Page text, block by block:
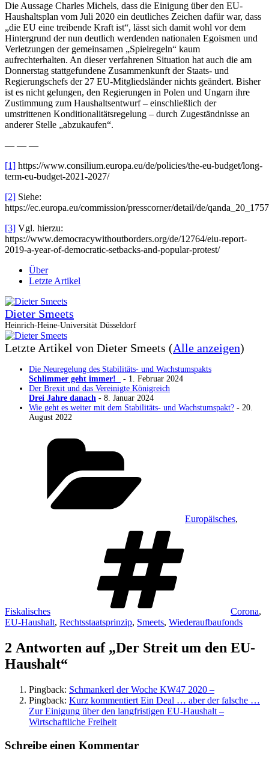
Die Aussage Charles Michels, dass die Einigung über den EU-
Haushaltsplan vom Juli 2020 ein deutliches Zeichen dafür war, dass
„die EU eine treibende Kraft ist“, lässt sich damit wohl vor dem
Hintergrund der nun deutlich werdenden nationalen Egoismen und
Verletzungen der gemeinsamen „Spielregeln“ kaum
aufrechterhalten. An dieser verfahrenen Situation hat auch die am
Donnerstag stattgefundene Zusammenkunft der Staats- und
Regierungschefs der 27 EU-Mitgliedsländer nichts geändert. Bisher
ist es nicht gelungen, den Regierungen in Polen und Ungarn ihre
Zustimmung zum Haushaltsentwurf – einschließlich der
umstrittenen Konditionalitätsregelung – durch Zugeständnisse an
anderer Stelle „abzukaufen“.
— — —
[1] https://www.consilium.europa.eu/de/policies/the-eu-budget/long-
term-eu-budget-2021-2027/
[2] Siehe:
https://ec.europa.eu/commission/presscorner/detail/de/qanda_20_1757
[3] Vgl. hierzu:
https://www.democracywithoutborders.org/de/12764/eiu-report-
2019-a-year-of-democratic-setbacks-and-popular-protest/
Über
Letzte Artikel
Dieter Smeets
Heinrich-Heine-Universität Düsseldorf
Letzte Artikel von Dieter Smeets (Alle anzeigen)
Die Neuregelung des Stabilitäts- und Wachstumspakts
Schlimmer geht immer!
- 1. Februar 2024
Der Brexit und das Vereinigte Königreich
Drei Jahre danach - 8. Januar 2024
Wie geht es weiter mit dem Stabilitäts- und Wachstumspakt? - 20.
August 2022
Europäisches,
Fiskalisches Corona,
EU-Haushalt, Rechtsstaatsprinzip, Smeets, Wiederaufbaufonds
2 Antworten auf „Der Streit um den EU-
Haushalt“
Pingback: Schmankerl der Woche KW47 2020 –
Pingback: Kurz kommentiert Ein Deal … aber der falsche …
Zur Einigung über den langfristigen EU-Haushalt –
Wirtschaftliche Freiheit
Schreibe einen Kommentar